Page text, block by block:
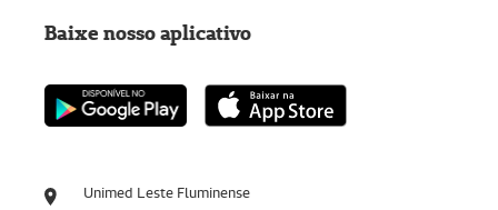
Unimed Leste Fluminense
Baixe nosso aplicativo